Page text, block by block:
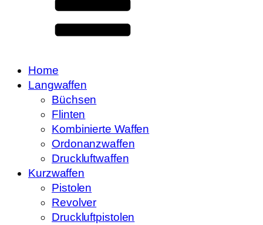
Home
Langwaffen
Büchsen
Flinten
Kombinierte Waffen
Ordonanzwaffen
Druckluftwaffen
Kurzwaffen
Pistolen
Revolver
Druckluftpistolen